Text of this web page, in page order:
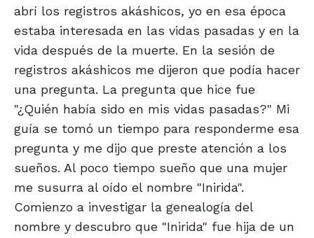
abrí los registros akáshicos, yo en esa época
estaba interesada en las vidas pasadas y en la
vida después de la muerte. En la sesión de
registros akáshicos me dijeron que podía hacer
una pregunta. La pregunta que hice fue
"¿Quién había sido en mis vidas pasadas?" Mi
guía se tomó un tiempo para responderme esa
pregunta y me dijo que preste atención a los
sueños. Al poco tiempo sueño que una mujer
me susurra al oído el nombre "Inirida".
Comienzo a investigar la genealogía del
nombre y descubro que "Inirida" fue hija de un